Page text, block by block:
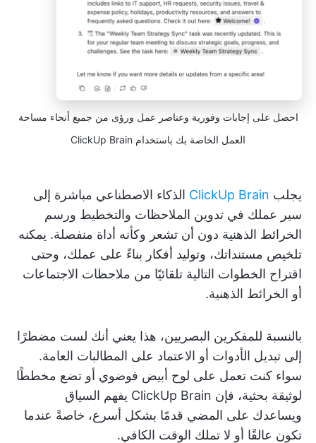
احصل على إجابات وفورية وعناصر عمل ورؤى من جميع أنحاء مساحة
العمل الخاصة بك باستخدام ClickUp Brain
يجلب ClickUp Brain الذكاء الاصطناعي مباشرة إلى
سير عملك في تدوين الملاحظات والتخطيط ورسم
الخرائط الذهنية دون أن تشعر وكأنه أداة منفصلة. يمكنه
تلخيص مستنداتك، وتوليد أفكار بناءً على عملك، وحتى
اقتراح الخطوات التالية تلقائيًا من ملاحظات الاجتماعات
أو الخرائط الذهنية.
بالنسبة للمفكرين البصريين، هذا يعني أنك لست مضطرًا
إلى تبديل الأدوات أو الاعتماد على المطالبات العامة.
سواء كنت تعمل على لوح أبيض فوضوي أو تضع مخططًا
لوثيقة بحثية، فإن ClickUp Brain يفهم السياق
ويساعدك على المضي قدمًا بشكل أسرع، خاصةً عندما
تكون عالقًا أو لا تملك الوقت الكافي.